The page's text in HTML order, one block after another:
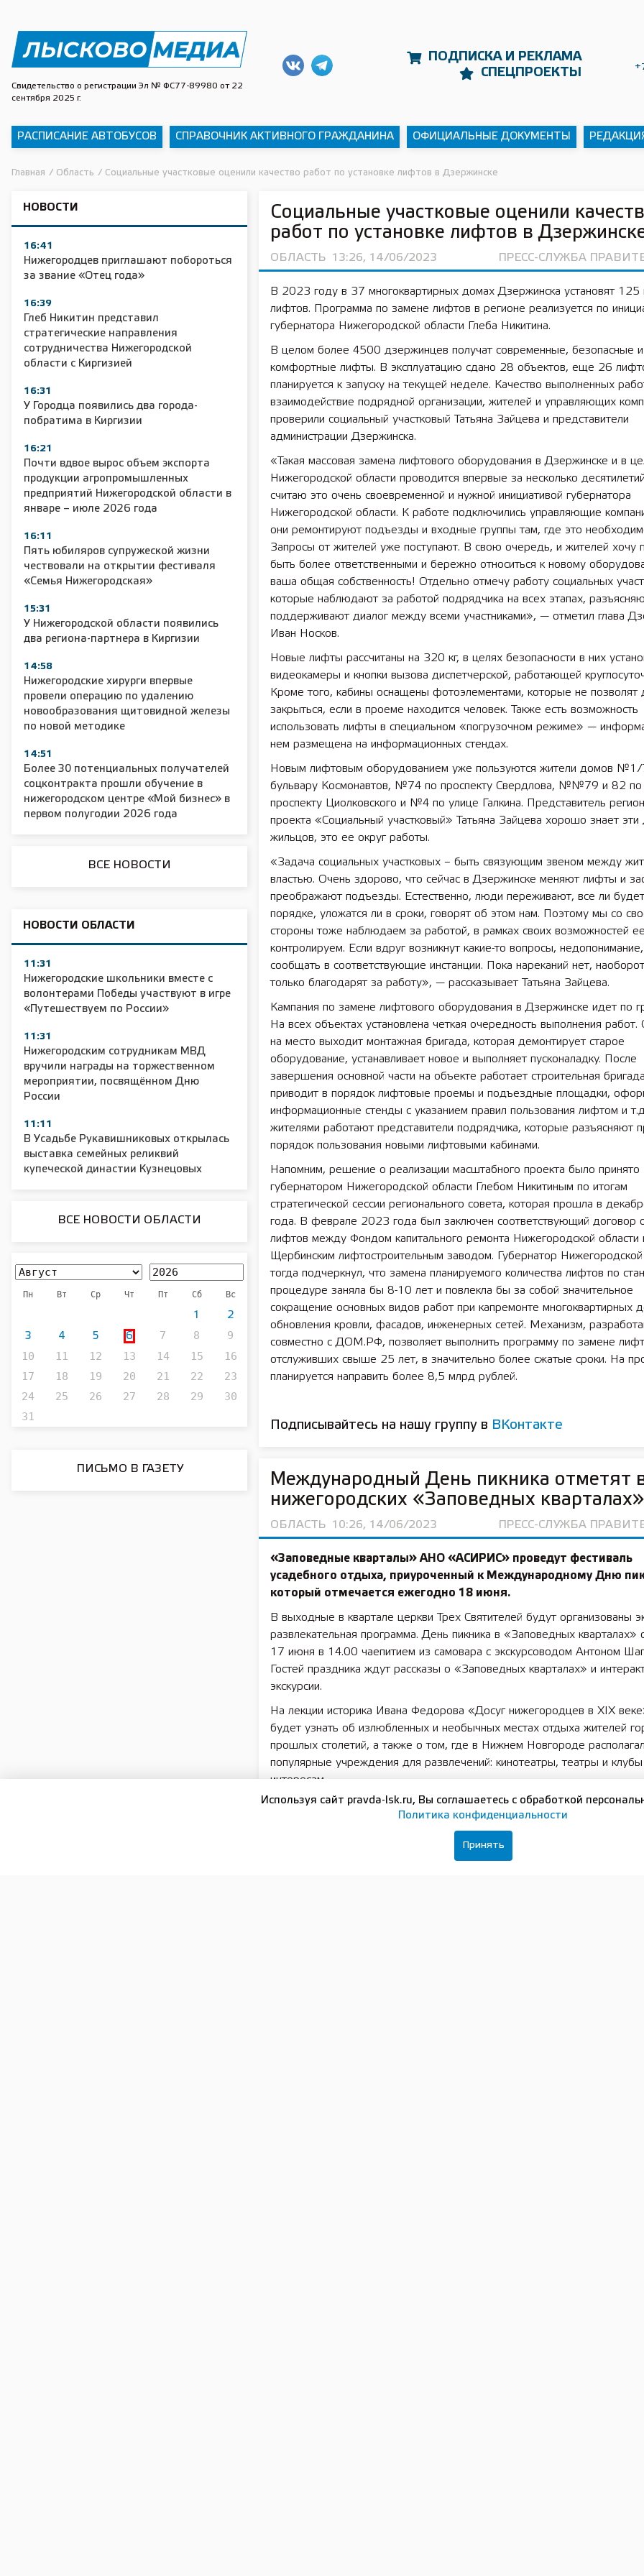
Свидетельство о регистрации Эл № ФС77-89980 от 22
сентября 2025 г.
ПОДПИСКА И РЕКЛАМА
СПЕЦПРОЕКТЫ
РАСПИСАНИЕ АВТОБУСОВ СПРАВОЧНИК АКТИВНОГО ГРАЖДАНИНА ОФИЦИАЛЬНЫЕ ДОКУМЕНТЫ
Главная / Область / Социальные участковые оценили качество работ по установке лифтов в Дзержинске
НОВОСТИ
16:41
Нижегородцев приглашают побороться
за звание «Отец года»
16:39
Глеб Никитин представил
стратегические направления
сотрудничества Нижегородской
области с Киргизией
16:31
У Городца появились два города-
побратима в Киргизии
16:21
Почти вдвое вырос объем экспорта
продукции агропромышленных
предприятий Нижегородской области в
январе – июле 2026 года
16:11
Пять юбиляров супружеской жизни
чествовали на открытии фестиваля
«Семья Нижегородская»
15:31
У Нижегородской области появились
два региона-партнера в Киргизии
14:58
Нижегородские хирурги впервые
провели операцию по удалению
новообразования щитовидной железы
по новой методике
14:51
Более 30 потенциальных получателей
соцконтракта прошли обучение в
нижегородском центре «Мой бизнес» в
первом полугодии 2026 года
ВСЕ НОВОСТИ
НОВОСТИ ОБЛАСТИ
11:31
Нижегородские школьники вместе с
волонтерами Победы участвуют в игре
«Путешествуем по России»
11:31
Нижегородским сотрудникам МВД
вручили награды на торжественном
мероприятии, посвящённом Дню
России
11:11
В Усадьбе Рукавишниковых открылась
выставка семейных реликвий
купеческой династии Кузнецовых
ВСЕ НОВОСТИ ОБЛАСТИ
Пн Вт Ср Чт Пт Сб Вс
1 2
3 4 5 6 7 8
9
10
11 12 13 14 15
16
17
18 19 20 21 22
23
24
25 26 27 28 29
30
31
ПИСЬМО В ГАЗЕТУ
Социальные участковые оценили
работ по установке лифтов в
ОБЛАСТЬ 13:26, 14/06/2023 ПРЕСС-СЛУЖБА
В 2023 году в 37 многоквартирных домах Дзержинска установят 125
лифтов. Программа по замене лифтов в регионе реализуется по
губернатора Нижегородской области Глеба Никитина.
В целом более 4500 дзержинцев получат современные, безопасные и
комфортные лифты. В эксплуатацию сдано 28 объектов, еще 26
планируется к запуску на текущей неделе. Качество выполненных
взаимодействие подрядной организации, жителей и управляющих
проверили социальный участковый Татьяна Зайцева и представители
администрации Дзержинска.
«Такая массовая замена лифтового оборудования в Дзержинске и в
Нижегородской области проводится впервые за несколько
считаю это очень своевременной и нужной инициативой губернатора
Нижегородской области. К работе подключились управляющие
они ремонтируют подъезды и входные группы там, где это
Запросы от жителей уже поступают. В свою очередь, и жителей хочу
быть более ответственными и бережно относиться к новому
ваша общая собственность! Отдельно отмечу работу социальных
которые наблюдают за работой подрядчика на всех этапах,
поддерживают диалог между всеми участниками», — отметил глава
Иван Носков.
Новые лифты рассчитаны на 320 кг, в целях безопасности в них
видеокамеры и кнопки вызова диспетчерской, работающей
Кроме того, кабины оснащены фотоэлементами, которые не позволят
закрыться, если в проеме находится человек. Также есть возможность
использовать лифты в специальном «погрузочном режиме» —
нем размещена на информационных стендах.
Новым лифтовым оборудованием уже пользуются жители домов №1/
бульвару Космонавтов, №74 по проспекту Свердлова, №№79 и 82 по
проспекту Циолковского и №4 по улице Галкина. Представитель
проекта «Социальный участковый» Татьяна Зайцева хорошо знает
жильцов, это ее округ работы.
«Задача социальных участковых – быть связующим звеном между
властью. Очень здорово, что сейчас в Дзержинске меняют лифты и
преображают подъезды. Естественно, люди переживают, все ли
порядке, уложатся ли в сроки, говорят об этом нам. Поэтому мы со
стороны тоже наблюдаем за работой, в рамках своих возможностей ее
контролируем. Если вдруг возникнут какие-то вопросы,
сообщать в соответствующие инстанции. Пока нареканий нет,
только благодарят за работу», — рассказывает Татьяна Зайцева.
Кампания по замене лифтового оборудования в Дзержинске идет по
На всех объектах установлена четкая очередность выполнения работ.
на место выходит монтажная бригада, которая демонтирует старое
оборудование, устанавливает новое и выполняет пусконаладку. После
завершения основной части на объекте работает строительная
приводит в порядок лифтовые проемы и подъездные площадки,
информационные стенды с указанием правил пользования лифтом и
жителями работают представители подрядчика, которые разъясняют
порядок пользования новыми лифтовыми кабинами.
Напомним, решение о реализации масштабного проекта было принято
губернатором Нижегородской области Глебом Никитиным по итогам
стратегической сессии регионального совета, которая прошла в
года. В феврале 2023 года был заключен соответствующий договор о
лифтов между Фондом капитального ремонта Нижегородской области
Щербинским лифтостроительным заводом. Губернатор Нижегородской
тогда подчеркнул, что замена планируемого количества лифтов по
процедуре заняла бы 8-10 лет и повлекла бы за собой значительное
сокращение основных видов работ при капремонте многоквартирных
обновления кровли, фасадов, инженерных сетей. Механизм,
совместно с ДОМ.РФ, позволяет выполнить программу по замене
отслуживших свыше 25 лет, в значительно более сжатые сроки. На
планируется направить более 8,5 млрд рублей.
Подписывайтесь на нашу группу в ВКонтакте
Международный День пикника отметят
нижегородских «Заповедных кварталах»
ОБЛАСТЬ 10:26, 14/06/2023 ПРЕСС-СЛУЖБА
«Заповедные кварталы» АНО «АСИРИС» проведут фестиваль
усадебного отдыха, приуроченный к Международному Дню
который отмечается ежегодно 18 июня.
В выходные в квартале церкви Трех Святителей будут организованы
развлекательная программа. День пикника в «Заповедных кварталах»
17 июня в 14.00 чаепитием из самовара с экскурсоводом Антоном
Гостей праздника ждут рассказы о «Заповедных кварталах» и
экскурсии.
На лекции историка Ивана Федорова «Досуг нижегородцев в XIX
будет узнать об излюбленных и необычных местах отдыха жителей
прошлых столетий, а также о том, где в Нижнем Новгороде
популярные учреждения для развлечений: кинотеатры, театры и
интересам.
На лекции «Шесть условий дуэли» Антон Шапко расскажет о том,
важнейшие правила существовали в поединке, почему их важно было
и что изменилось в вопросах защиты чести и достоинства за
«Мы приглашаем всех на День пикника: любоваться деревянной
11 01 Сельское хозяйство 2025 2025 11 01 55 лет СОШ №2
2025 11 01 Земли
сельскохозяйственного
Используя сайт pravda-lsk.ru, Вы соглашаетесь с обработкой
Политика конфиденциальности
Принять